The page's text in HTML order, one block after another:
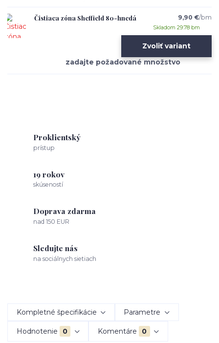
Čistiaca zóna Sheffield 80-hnedá 9,90 €/bm
Skladom 29.78 bm
Zvoliť variant
Proklientský
prístup
19 rokov
skúseností
Doprava zdarma
nad 150 EUR
Sledujte nás
na sociálnych sietiach
Kompletné špecifikácie Parametre
Hodnotenie 0 Komentáre 0